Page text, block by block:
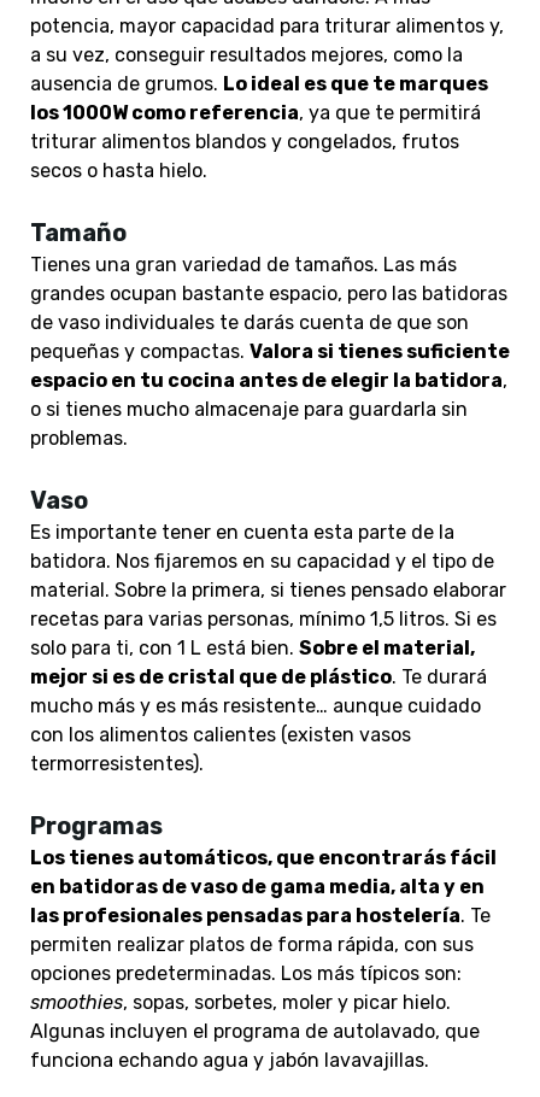
potencia, mayor capacidad para triturar alimentos y,
a su vez, conseguir resultados mejores, como la
ausencia de grumos. Lo ideal es que te marques
los 1000W como referencia, ya que te permitirá
triturar alimentos blandos y congelados, frutos
secos o hasta hielo.
Tamaño
Tienes una gran variedad de tamaños. Las más
grandes ocupan bastante espacio, pero las batidoras
de vaso individuales te darás cuenta de que son
pequeñas y compactas. Valora si tienes suficiente
espacio en tu cocina antes de elegir la batidora,
o si tienes mucho almacenaje para guardarla sin
problemas.
Vaso
Es importante tener en cuenta esta parte de la
batidora. Nos fijaremos en su capacidad y el tipo de
material. Sobre la primera, si tienes pensado elaborar
recetas para varias personas, mínimo 1,5 litros. Si es
solo para ti, con 1 L está bien. Sobre el material,
mejor si es de cristal que de plástico. Te durará
mucho más y es más resistente… aunque cuidado
con los alimentos calientes (existen vasos
termorresistentes).
Programas
Los tienes automáticos, que encontrarás fácil
en batidoras de vaso de gama media, alta y en
las profesionales pensadas para hostelería. Te
permiten realizar platos de forma rápida, con sus
opciones predeterminadas. Los más típicos son:
smoothies, sopas, sorbetes, moler y picar hielo.
Algunas incluyen el programa de autolavado, que
funciona echando agua y jabón lavavajillas.